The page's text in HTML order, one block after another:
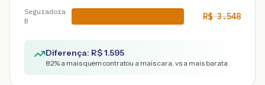
Seguradora
B
R$3.548
Diferença: R$1.595
82% a mais quem contratou a mais cara, vs a mais barata